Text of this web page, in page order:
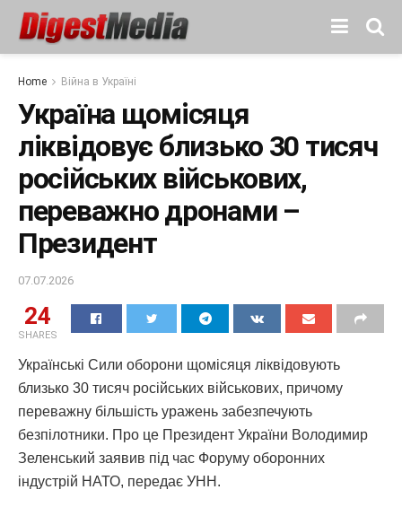
Home Війна в Україні
Україна щомісяця
ліквідовує близько 30 тисяч
російських військових,
переважно дронами –
Президент
07.07.2026
24
SHARES
Українські Сили оборони щомісяця ліквідовують
близько 30 тисяч російських військових, причому
переважну більшість уражень забезпечують
безпілотники. Про це Президент України Володимир
Зеленський заявив під час Форуму оборонних
індустрій НАТО, передає УНН.